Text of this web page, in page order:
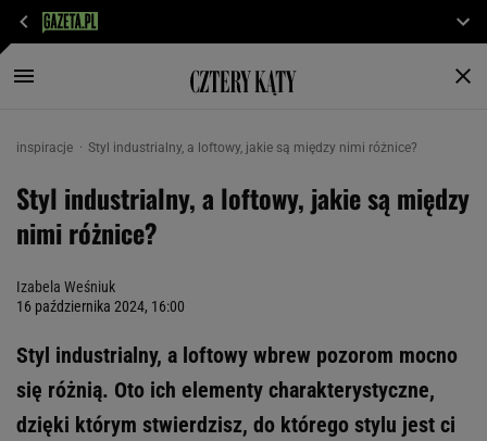
inspiracje Styl industrialny, a loftowy, jakie są między nimi różnice?
Styl industrialny, a loftowy, jakie są między
nimi różnice?
Izabela Weśniuk
16 października 2024, 16:00
Styl industrialny, a loftowy wbrew pozorom mocno
się różnią. Oto ich elementy charakterystyczne,
dzięki którym stwierdzisz, do którego stylu jest ci